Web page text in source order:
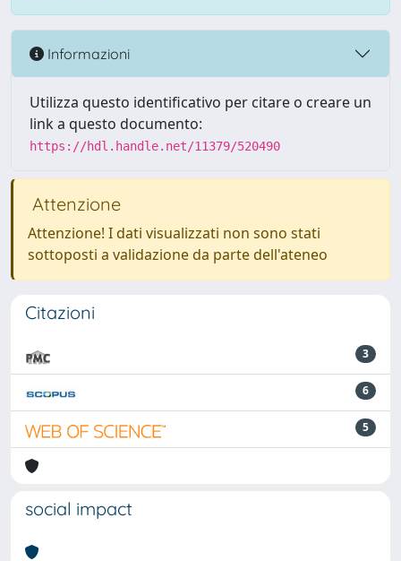
Informazioni
Utilizza questo identificativo per citare o creare un
link a questo documento:
https://hdl.handle.net/11379/520490
Attenzione
Attenzione! I dati visualizzati non sono stati
sottoposti a validazione da parte dell'ateneo
Citazioni
3
6
5
social impact